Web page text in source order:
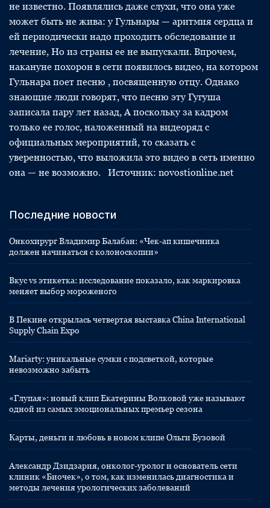
не известно. Появлялись даже слухи, что она уже
может быть не жива: у Гульнары — аритмия сердца и
ей периодически надо проходить обследование и
лечение, Но из страны ее не выпускали. Впрочем,
накануне похорон в сети появилось видео, на котором
Гульнара поет песню , посвященную отцу. Однако
знающие люди говорят, что песню эту Гугуша
записала пару лет назад, А поскольку за кадром
только ее голос, наложенный на видеоряд с
официальных мероприятий, то сказать с
уверенностью, что выложила это видео в сеть именно
она — не возможно. Источник: novostionline.net
Последние новости
Онкохирург Владимир Балабан: «Чек-ап кишечника
должен начинаться с колоноскопии»
Вкус vs этикетка: исследование показало, как маркировка
меняет выбор мороженого
В Пекине открылась четвертая выставка China International
Supply Chain Expo
Mariarty: уникальные сумки с подсветкой, которые
невозможно забыть
«Глупая»: новый клип Екатерины Волковой уже называют
одной из самых эмоциональных премьер сезона
Карты, деньги и любовь в новом клипе Ольги Бузовой
Александр Дзидзария, онколог-уролог и основатель сети
клиник «Биочек», о том, как изменилась диагностика и
методы лечения урологических заболеваний